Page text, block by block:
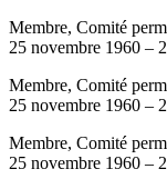
Membre, Comité
25 novembre 1960 –
Membre, Comité
25 novembre 1960 –
Membre, Comité
25 novembre 1960 –